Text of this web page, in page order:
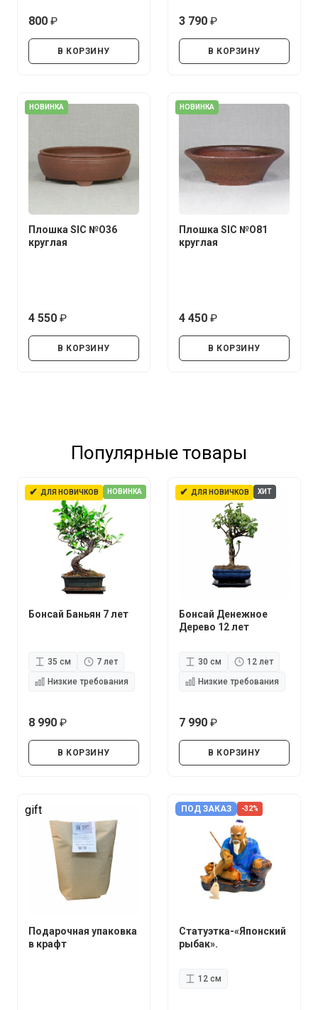
800
В КОРЗИНУ
3 790
В КОРЗИНУ
НОВИНКА
Плошка SIC №О36
круглая
4 550
В КОРЗИНУ
НОВИНКА
Плошка SIC №О81
круглая
4 450
В КОРЗИНУ
Популярные товары
✔ ДЛЯ НОВИЧКОВ НОВИНКА
Бонсай Баньян 7 лет
35 см
7 лет
Низкие требования
8 990
В КОРЗИНУ
✔ ДЛЯ НОВИЧКОВ ХИТ
Бонсай Денежное
Дерево 12 лет
30 см
12 лет
Низкие требования
7 990
В КОРЗИНУ
gift
Подарочная упаковка
в крафт
ПОД ЗАКАЗ -32%
Статуэтка-«Японский
рыбак».
12 см